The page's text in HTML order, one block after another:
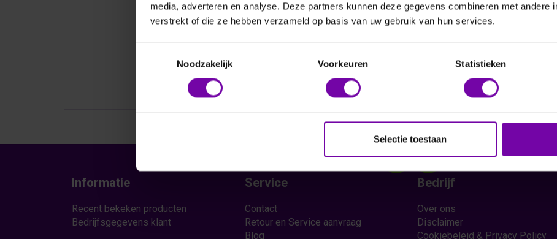
media, adverteren en analyse. Deze partners kunnen deze gegevens combineren met andere
verstrekt of die ze hebben verzameld op basis van uw gebruik van hun services.
Noodzakelijk
Voorkeuren Statistieken
Selectie toestaan
Vraag een offerte aan
Informatie
Recent bekeken producten
Bedrijfsgegevens klant
Service
Contact
Retour en Service aanvraag
Blog
Bedrijf
Over ons
Disclaimer
Cookiebeleid & Privacy Policy